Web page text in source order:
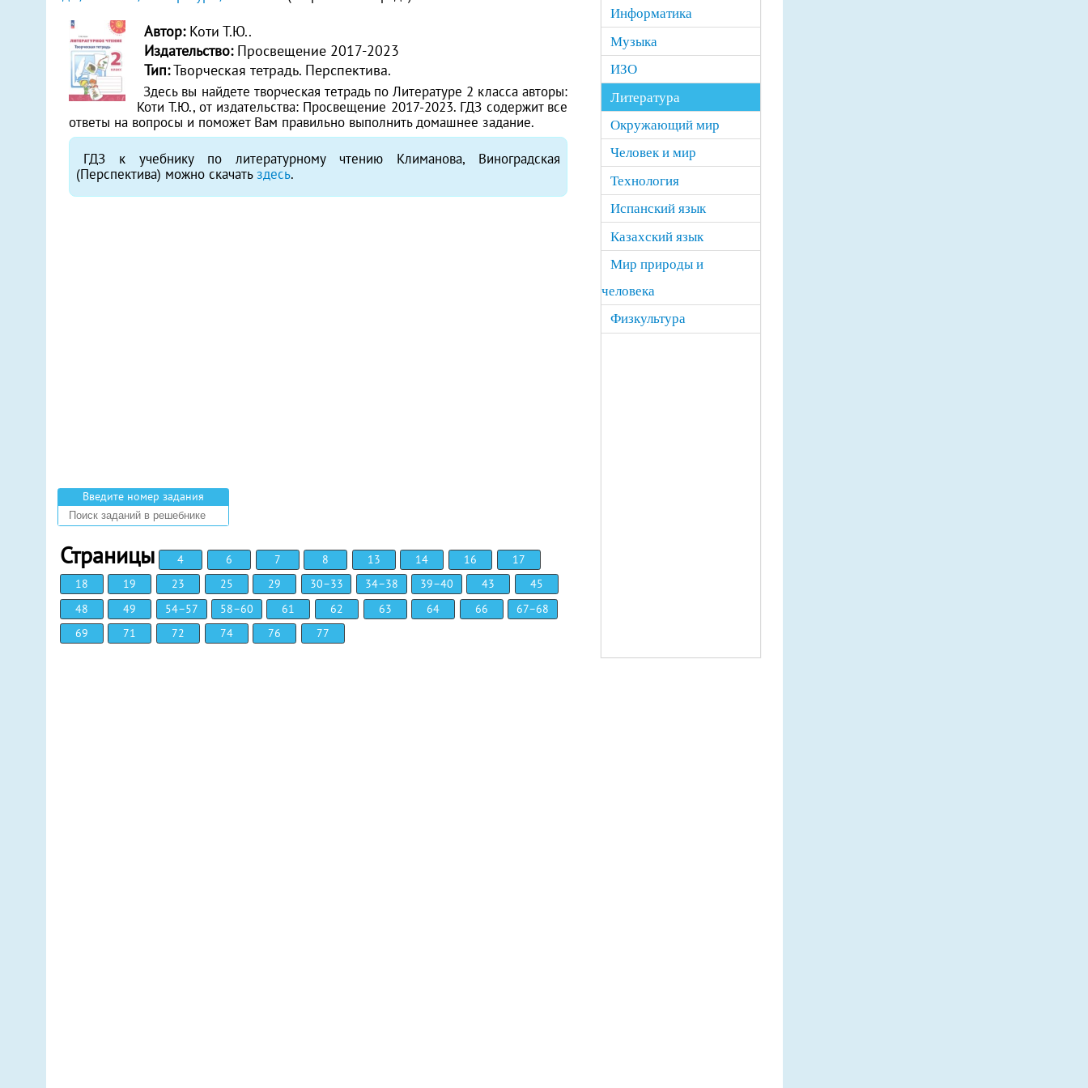
Автор: Коти Т.Ю..
Издательство: Просвещение 2017-2023
Тип:Творческая тетрадь. Перспектива.
Здесь вы найдете творческая тетрадь по Литературе 2 класса авторы:
Коти Т.Ю., от издательства: Просвещение 2017-2023. ГДЗ содержит все
ответы на вопросы и поможет Вам правильно выполнить домашнее задание.
ГДЗ к учебнику по литературному чтению Климанова, Виноградская
(Перспектива) можно скачатьздесь.
Введите номер задания
Страницы 4 6 7 8 13 14 16
17
18
19 23 25 29 30–33 34–38 39–40 43
45
48
49 54–57 58–60 61 62 63 64 66
67–68
69
71 72 74 76 77
Информатика
Музыка
ИЗО
Литература
Окружающий мир
Человек и мир
Технология
Испанский язык
Казахский язык
Мир природы и
человека
Физкультура